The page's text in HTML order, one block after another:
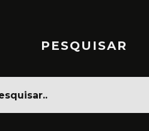
PESQUISAR